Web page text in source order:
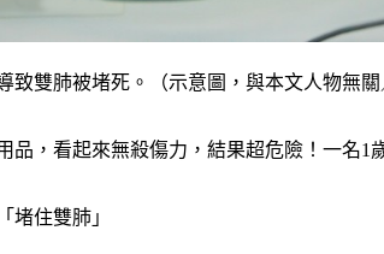
致雙肺被堵死。（示意圖，與本文人物無關
品，看起來無殺傷力，結果超危險！一名
堵住雙肺」